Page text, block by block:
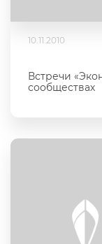
10.11.2010
Встречи
сообществах